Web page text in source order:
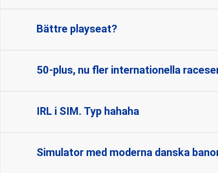
Bättre playseat?
50-plus, nu fler internationella
IRL i SIM. Typ hahaha
Simulator med moderna danska